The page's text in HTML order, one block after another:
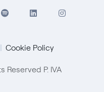
Cookie Policy
Reserved P. IVA